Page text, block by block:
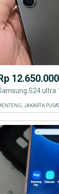
12.650.000
S24 ultra
JAKARTA